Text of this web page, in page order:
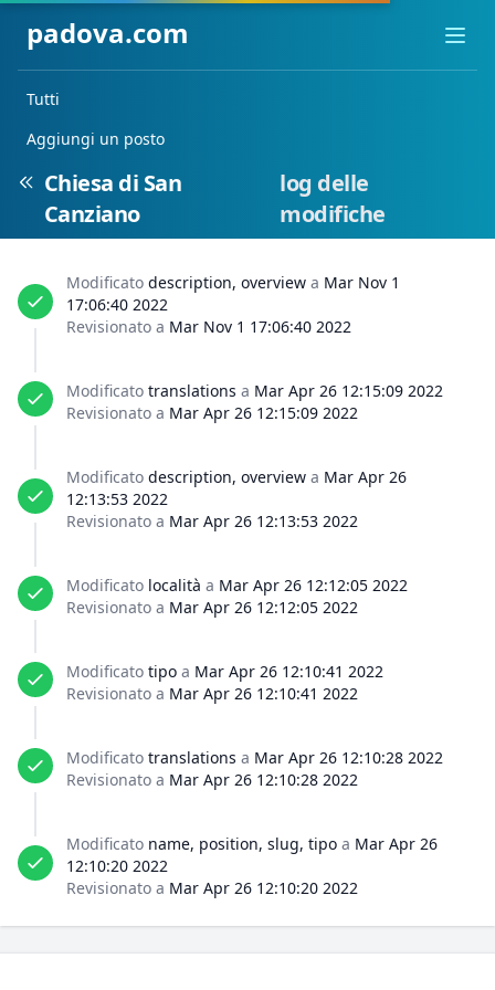
padova.com
Tutti
Aggiungi un posto
Chiesa di San
Canziano
log delle
modifiche
Modificato description, overview a Mar Nov 1
17:06:40 2022
Revisionato a Mar Nov 1 17:06:40 2022
Modificato translations a Mar Apr 26 12:15:09 2022
Revisionato a Mar Apr 26 12:15:09 2022
Modificato description, overview a Mar Apr 26
12:13:53 2022
Revisionato a Mar Apr 26 12:13:53 2022
Modificato località a Mar Apr 26 12:12:05 2022
Revisionato a Mar Apr 26 12:12:05 2022
Modificato tipo a Mar Apr 26 12:10:41 2022
Revisionato a Mar Apr 26 12:10:41 2022
Modificato translations a Mar Apr 26 12:10:28 2022
Revisionato a Mar Apr 26 12:10:28 2022
Modificato name, position, slug, tipo a Mar Apr 26
12:10:20 2022
Revisionato a Mar Apr 26 12:10:20 2022